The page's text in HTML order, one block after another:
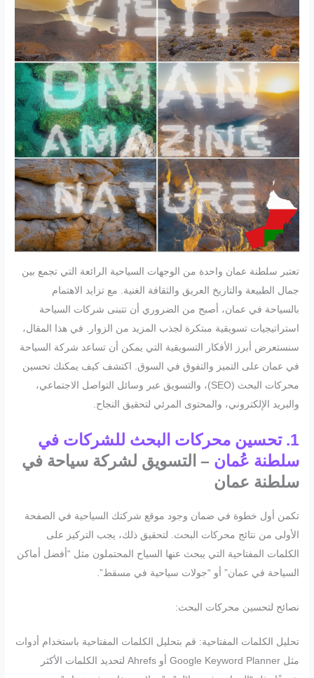
تعتبر سلطنة عمان واحدة من الوجهات السياحية الرائعة التي تجمع بين
جمال الطبيعة والتاريخ العريق والثقافة الغنية. مع تزايد الاهتمام
بالسياحة في عمان، أصبح من الضروري أن تتبنى شركات السياحة
استراتيجيات تسويقية مبتكرة لجذب المزيد من الزوار. في هذا المقال،
سنستعرض أبرز الأفكار التسويقية التي يمكن أن تساعد شركة السياحة
في عمان على التميز والتفوق في السوق. اكتشف كيف يمكنك تحسين
محركات البحث (SEO)، والتسويق عبر وسائل التواصل الاجتماعي،
والبريد الإلكتروني، والمحتوى المرئي لتحقيق النجاح.
1. تحسين محركات البحث للشركات في
سلطنة عُمان – التسويق لشركة سياحة في
سلطنة عمان
تكمن أول خطوة في ضمان وجود موقع شركتك السياحية في الصفحة
الأولى من نتائج محركات البحث. لتحقيق ذلك، يجب التركيز على
الكلمات المفتاحية التي يبحث عنها السياح المحتملون مثل “أفضل أماكن
السياحة في عمان” أو “جولات سياحية في مسقط”.
نصائح لتحسين محركات البحث:
تحليل الكلمات المفتاحية: قم بتحليل الكلمات المفتاحية باستخدام أدوات
مثل Google Keyword Planner أو Ahrefs لتحديد الكلمات الأكثر